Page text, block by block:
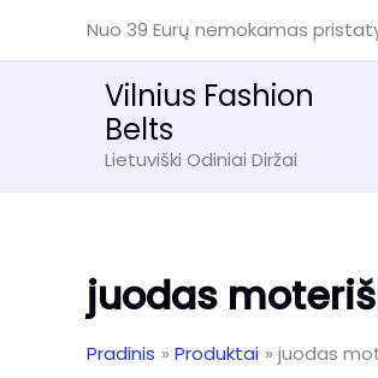
Nuo 39 Eurų nemokamas
Vilnius Fashion
Belts
Lietuviški Odiniai Diržai
juodas
Pradinis Produktai juodas